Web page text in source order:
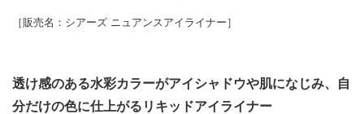
［販売名：シアーズ ニュアンスアイライナー］
透け感のある水彩カラーがアイシャドウや肌になじみ、自
分だけの色に仕上がるリキッドアイライナー